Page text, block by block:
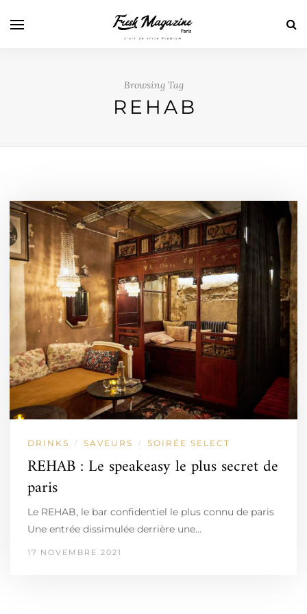
Browsing Tag
REHAB
DRINKS / SAVEURS / SOIRÉE SELECT
REHAB : Le speakeasy le plus secret de
paris
Le REHAB, le bar confidentiel le plus connu de paris
Une entrée dissimulée derrière une…
17 NOVEMBRE 2021